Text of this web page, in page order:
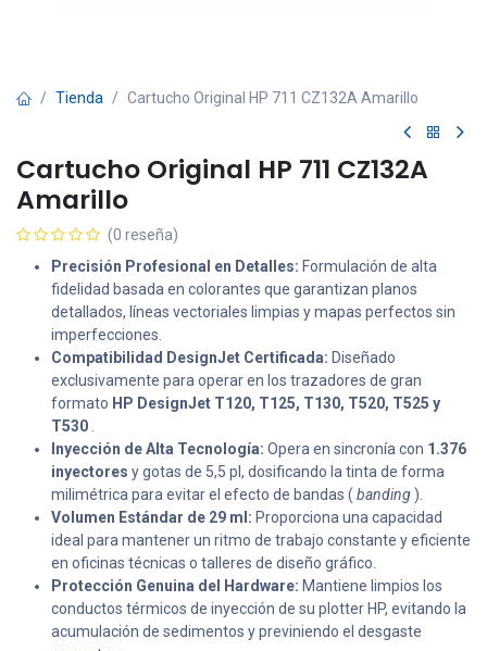
Tienda Cartucho Original HP 711 CZ132A Amarillo
Cartucho Original HP 711 CZ132A
Amarillo
(0 reseña)
Precisión Profesional en Detalles: Formulación de alta
fidelidad basada en colorantes que garantizan planos
detallados, líneas vectoriales limpias y mapas perfectos sin
imperfecciones.
Compatibilidad DesignJet Certificada: Diseñado
exclusivamente para operar en los trazadores de gran
formato HP DesignJet T120, T125, T130, T520, T525 y
T530
Inyección de Alta Tecnología: Opera en sincronía con 1.376
inyectores y gotas de 5,5 pl, dosificando la tinta de forma
milimétrica para evitar el efecto de bandas ( banding ).
Volumen Estándar de 29 ml: Proporciona una capacidad
ideal para mantener un ritmo de trabajo constante y eficiente
en oficinas técnicas o talleres de diseño gráfico.
Protección Genuina del Hardware: Mantiene limpios los
conductos térmicos de inyección de su plotter HP, evitando la
acumulación de sedimentos y previniendo el desgaste